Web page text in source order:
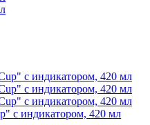
с индикатором, 420 мл